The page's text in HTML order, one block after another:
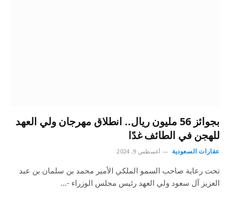
بجوائز 56 مليون ريال.. انطلاق مهرجان ولي العهد
للهجن في الطائف غدًا
عقارات السعودية أغسطس 9, 2024
تحت رعاية صاحب السمو الملكي الأمير محمد بن سلمان بن عبد
العزيز آل سعود ولي العهد رئيس مجلس الوزراء -…